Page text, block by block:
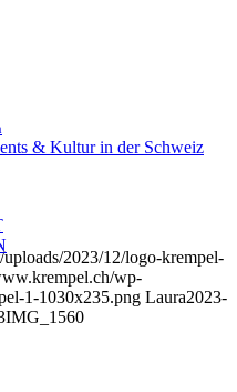
2023/12/logo-krempel-
wp-
1-1030x235.png Laura2023-
IMG_1560